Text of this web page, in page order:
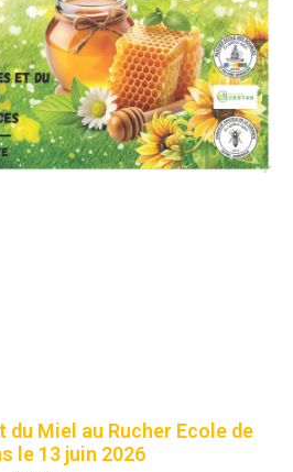
du Miel au Rucher Ecole de
le 13 juin 2026